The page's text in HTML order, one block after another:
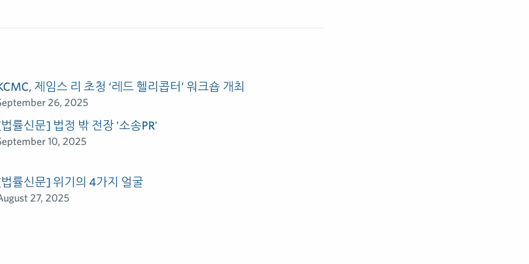
제임스 리 초청 ‘레드 헬리콥터’ 워크숍 개최
26, 2025
률신문] 법정 밖 전장 '소송PR'
10, 2025
률신문] 위기의 4가지 얼굴
27, 2025